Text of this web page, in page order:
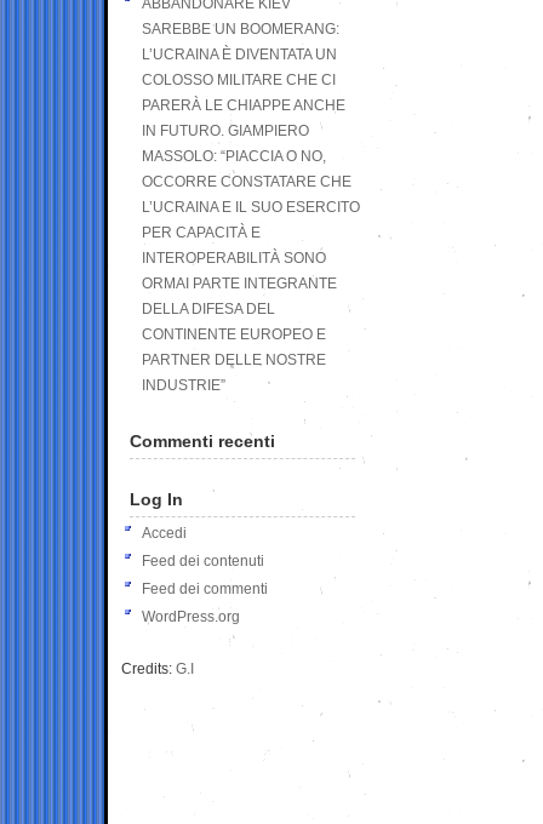
ABBANDONARE KIEV
SAREBBE UN BOOMERANG:
L’UCRAINA È DIVENTATA UN
COLOSSO MILITARE CHE CI
PARERÀ LE CHIAPPE ANCHE
IN FUTURO. GIAMPIERO
MASSOLO: “PIACCIA O NO,
OCCORRE CONSTATARE CHE
L’UCRAINA E IL SUO ESERCITO
PER CAPACITÀ E
INTEROPERABILITÀ SONO
ORMAI PARTE INTEGRANTE
DELLA DIFESA DEL
CONTINENTE EUROPEO E
PARTNER DELLE NOSTRE
INDUSTRIE”
Commenti recenti
Log In
Accedi
Feed dei contenuti
Feed dei commenti
WordPress.org
Credits: G.I